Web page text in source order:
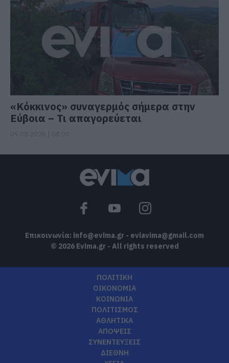
«Κόκκινος» συναγερμός σήμερα στην
Εύβοια – Τι απαγορεύεται
Επικοινωνία: info@evima.gr - eviavima@gmail.com
© 2026 Evima.gr - All rights reserved
ΠΟΛΙΤΙΚΗ
ΟΙΚΟΝΟΜΙΑ
ΚΟΙΝΩΝΙΑ
ΠΟΛΙΤΙΣΜΟΣ
ΑΘΛΗΤΙΚΑ
ΑΠΟΨΕΙΣ
ΣΥΝΕΝΤΕΥΞΕΙΣ
ΔΙΕΘΝΗ